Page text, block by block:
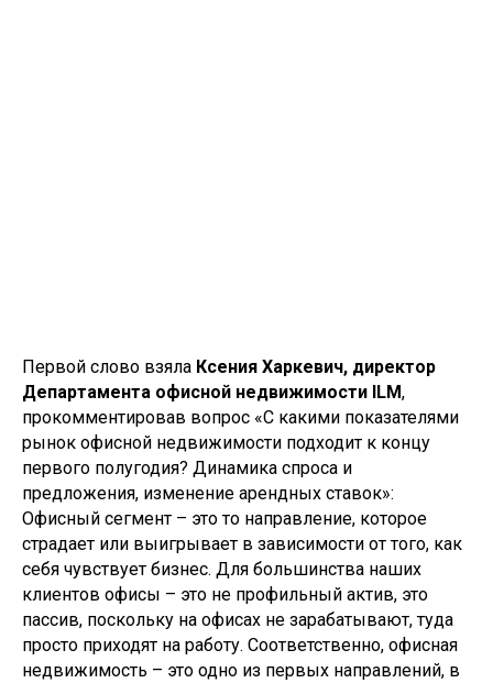
Первой слово взяла Ксения Харкевич, директор
Департамента офисной недвижимости ILM,
прокомментировав вопрос «С какими показателями
рынок офисной недвижимости подходит к концу
первого полугодия? Динамика спроса и
предложения, изменение арендных ставок»:
Офисный сегмент – это то направление, которое
страдает или выигрывает в зависимости от того, как
себя чувствует бизнес. Для большинства наших
клиентов офисы – это не профильный актив, это
пассив, поскольку на офисах не зарабатывают, туда
просто приходят на работу. Соответственно, офисная
недвижимость – это одно из первых направлений, в